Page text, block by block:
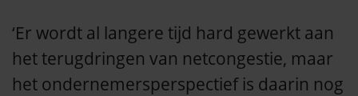
‘Er wordt al langere tijd hard gewerkt aan
het terugdringen van netcongestie, maar
het ondernemersperspectief is daarin nog